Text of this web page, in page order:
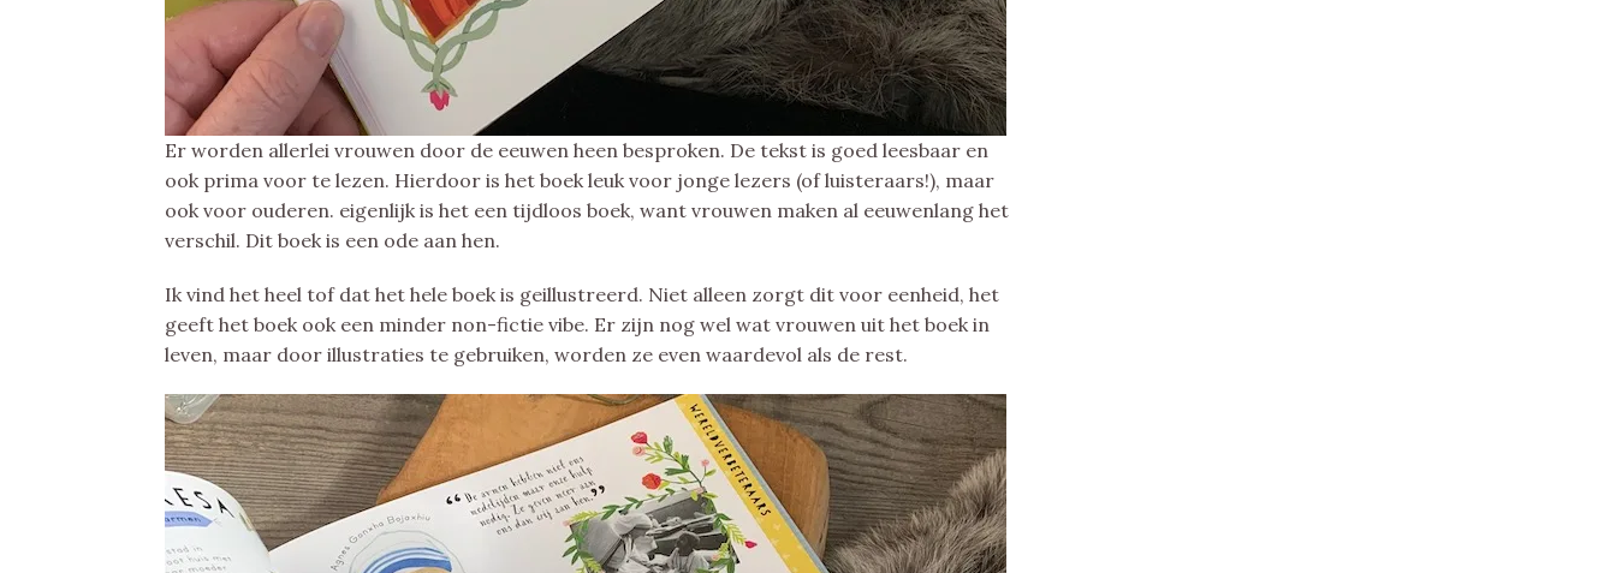
Er worden allerlei vrouwen door de eeuwen heen besproken. De tekst is goed leesbaar en
ook prima voor te lezen. Hierdoor is het boek leuk voor jonge lezers (of luisteraars!), maar
ook voor ouderen. eigenlijk is het een tijdloos boek, want vrouwen maken al eeuwenlang het
verschil. Dit boek is een ode aan hen.
Ik vind het heel tof dat het hele boek is geillustreerd. Niet alleen zorgt dit voor eenheid, het
geeft het boek ook een minder non-fictie vibe. Er zijn nog wel wat vrouwen uit het boek in
leven, maar door illustraties te gebruiken, worden ze even waardevol als de rest.